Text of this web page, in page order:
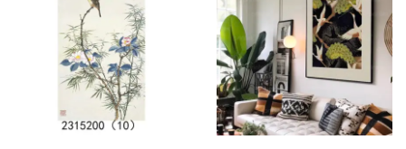
CHẤT LIỆU & CHẤT LƯỢNG TRANH PRINTEK
Printek, mỗi bức tranh Indochine được sản xuất với
tiêu chuẩn cao: